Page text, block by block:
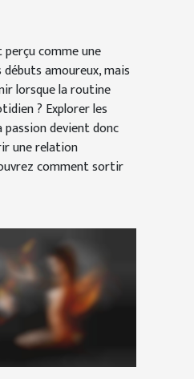
comme une
amoureux, mais
lorsque la routine
? Explorer les
devient donc
une relation
comment sortir